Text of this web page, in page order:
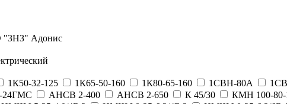
Адонис
1К50-32-125 1К65-50-160 1К80-65-160 1СВН-80А
24ГМС АНСВ 2-400 АНСВ 2-650 К 45/30 КМН 100-